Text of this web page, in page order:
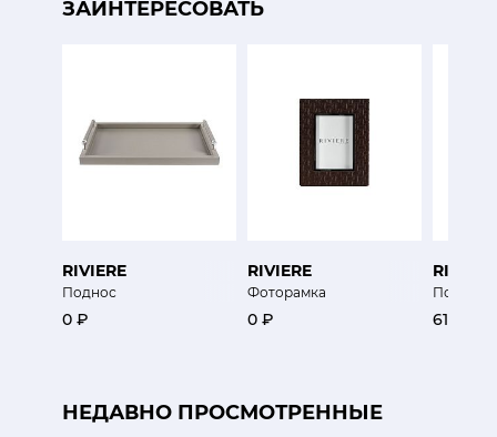
ЗАИНТЕРЕСОВАТЬ
RIVIERE
Поднос
0 ₽
RIVIERE
Фоторамка
0 ₽
RIVIERE
61 100 ₽
НЕДАВНО ПРОСМОТРЕННЫЕ